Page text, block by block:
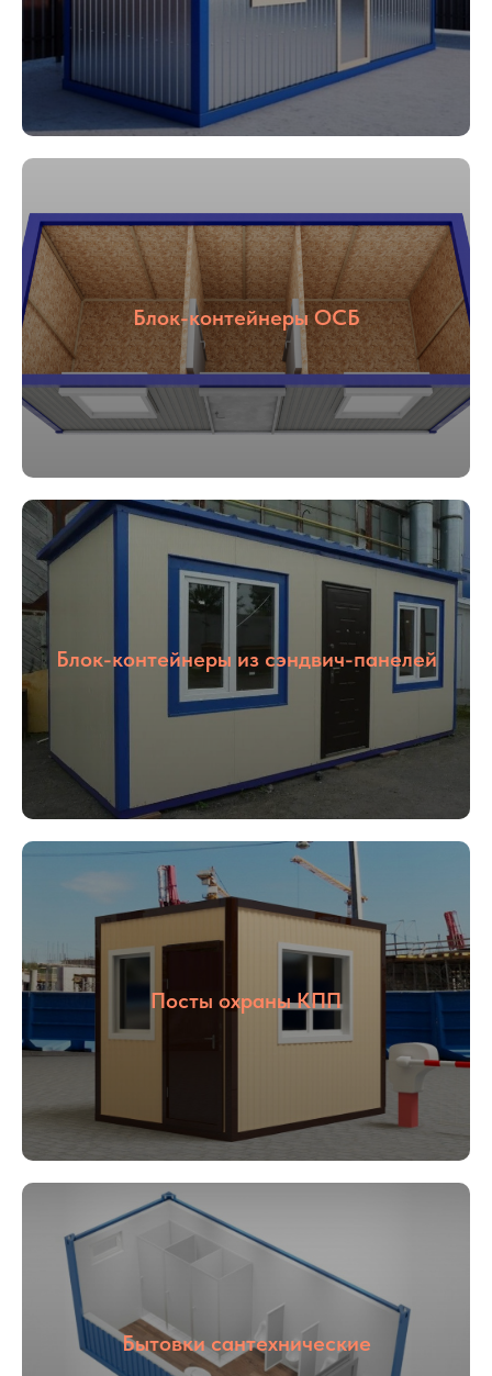
Блок-контейнеры ОСБ
Блок-контейнеры из сэндвич-панелей
Посты охраны КПП
Бытовки сантехнические
Опыт более